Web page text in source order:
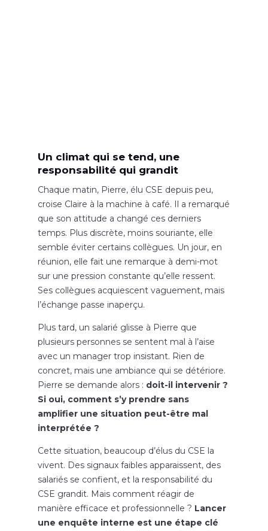
Un climat qui se tend, une
responsabilité qui grandit
Chaque matin, Pierre, élu CSE depuis peu,
croise Claire à la machine à café. Il a remarqué
que son attitude a changé ces derniers
temps. Plus discrète, moins souriante, elle
semble éviter certains collègues. Un jour, en
réunion, elle fait une remarque à demi-mot
sur une pression constante qu’elle ressent.
Ses collègues acquiescent vaguement, mais
l’échange passe inaperçu.
Plus tard, un salarié glisse à Pierre que
plusieurs personnes se sentent mal à l’aise
avec un manager trop insistant. Rien de
concret, mais une ambiance qui se détériore.
Pierre se demande alors : doit-il intervenir ?
Si oui, comment s’y prendre sans
amplifier une situation peut-être mal
interprétée ?
Cette situation, beaucoup d’élus du CSE la
vivent. Des signaux faibles apparaissent, des
salariés se confient, et la responsabilité du
CSE grandit. Mais comment réagir de
manière efficace et professionnelle ? Lancer
une enquête interne est une étape clé